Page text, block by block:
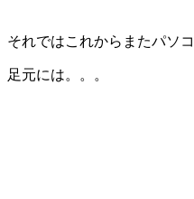
それではこれからまたパソ
足元には。。。